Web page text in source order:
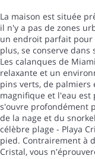
La maison est située
il n'y a pas de zones
un endroit parfait pour
plus, se conserve
Les calanques de
relaxante et un
pins verts, de palmiers
magnifique et l'eau
s'ouvre profondément
de la nage et du
célèbre plage - Playa
pied. Contrairement à
Cristal, vous